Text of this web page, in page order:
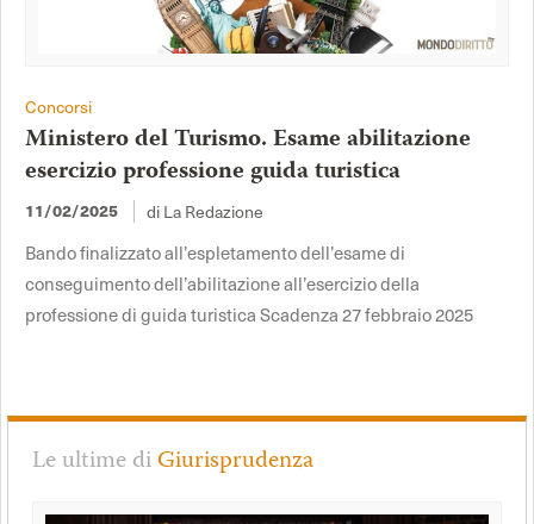
Concorsi
Ministero del Turismo. Esame abilitazione
esercizio professione guida turistica
11/02/2025 di La Redazione
Bando finalizzato all’espletamento dell’esame di
conseguimento dell’abilitazione all’esercizio della
professione di guida turistica Scadenza 27 febbraio 2025
Le ultime diGiurisprudenza